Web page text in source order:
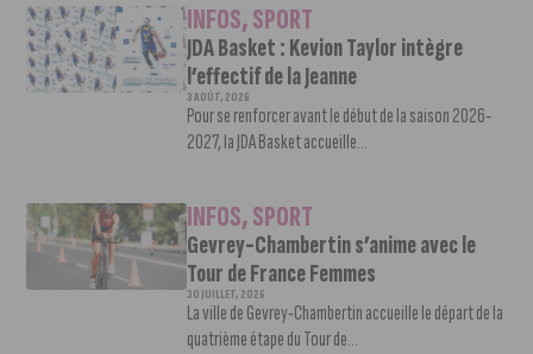
INFOS,SPORT
JDA Basket : Kevion Taylor intègre
l’effectif de la Jeanne
3 AOÛT, 2026
Pour se renforcer avant le début de la saison 2026-
2027, la JDA Basket accueille...
INFOS,SPORT
Gevrey-Chambertin s’anime avec le
Tour de France Femmes
30 JUILLET, 2026
La ville de Gevrey-Chambertin accueille le départ de la
quatrième étape du Tour de...